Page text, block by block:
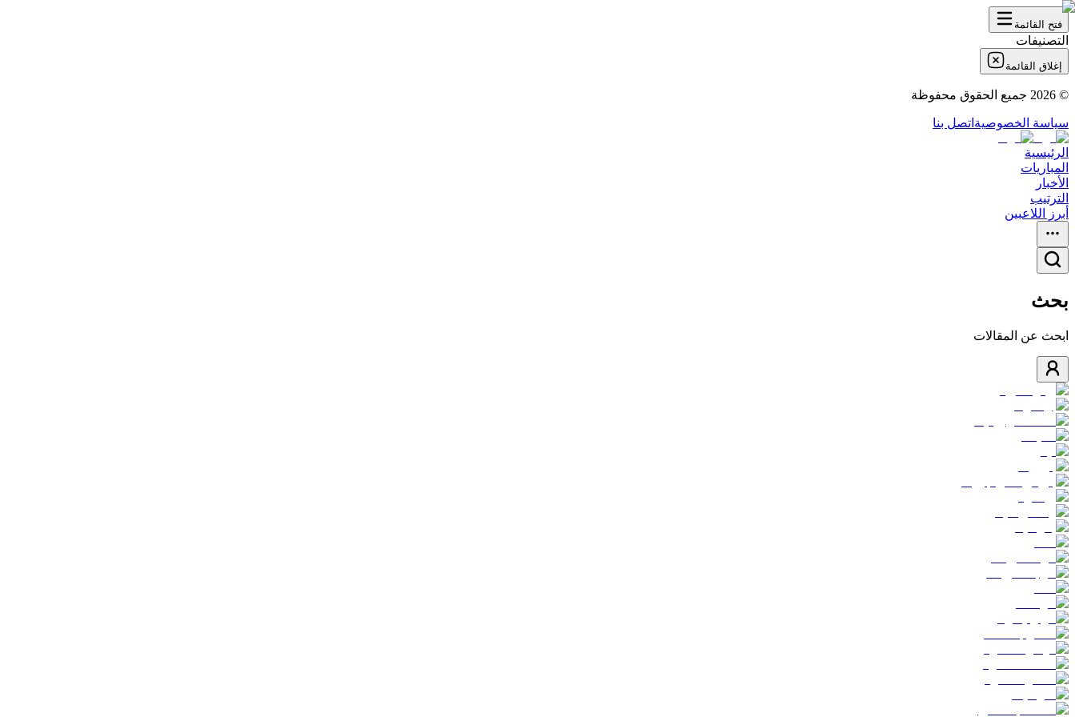
فتح القائمة
التصنيفات
إغلاق القائمة
©
2026 جميع الحقوق محفوظة
سياسة الخصوصية اتصل بنا
الرئيسية
المباريات
الأخبار
الترتيب
أبرز اللاعبين
بحث
ابحث عن المقالات